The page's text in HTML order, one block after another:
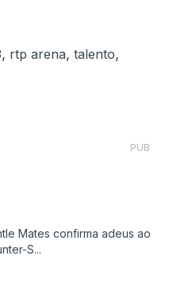
, rtp arena, talento,
PUB
Mates confirma adeus ao
S...